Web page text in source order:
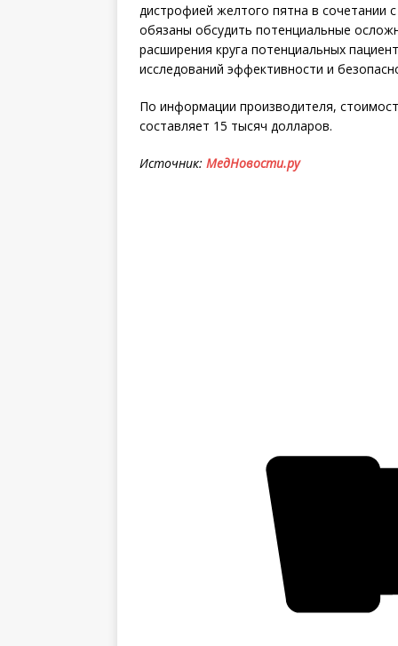
дистрофией желтого пятна в сочетании
обязаны обсудить потенциальные
расширения круга потенциальных
исследований эффективности и
По информации производителя,
составляет 15 тысяч долларов.
Источник: МедНовости.ру